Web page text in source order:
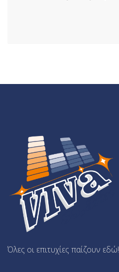
Όλες οι επιτυχίες παίζουν εδώ!